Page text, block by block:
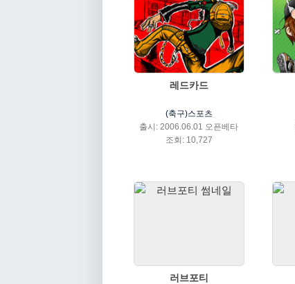
레드카드
(축구)스포츠
출시: 2006.06.01 오픈베타
조회: 10,727
러브포티